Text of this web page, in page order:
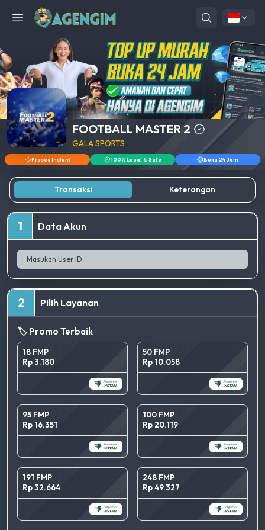
Open menu
FOOTBALL MASTER 2
GALA SPORTS
Proses Instant 100% Legal & Safe Buka 24 Jam
Transaksi Keterangan
1 Data Akun
2 Pilih Layanan
🏷️ Promo Terbaik
18 FMP
Rp 3.180
50 FMP
Rp 10.058
95 FMP
Rp 16.351
100 FMP
Rp 20.119
191 FMP
Rp 32.664
248 FMP
Rp 49.327